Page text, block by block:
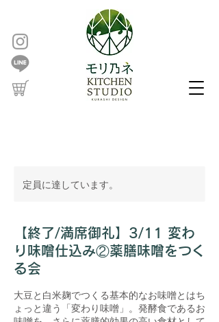
定員に達しています。
【終了/満席御礼】3/11 変わ
り味噌仕込み②薬膳味噌をつく
る会
大豆と白米麹でつくる基本的なお味噌とはち
ょっと違う「変わり味噌」。発酵食であるお